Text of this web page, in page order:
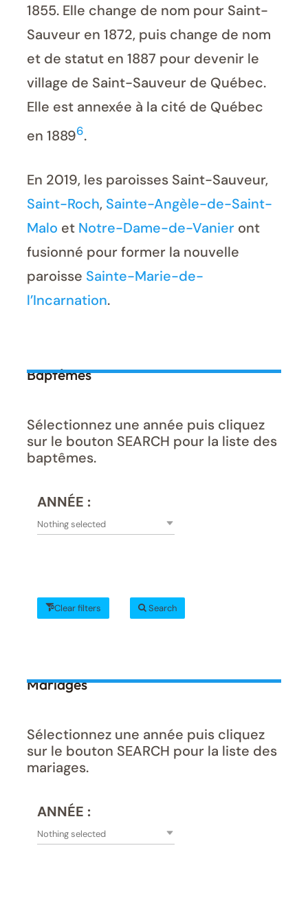
1855. Elle change de nom pour Saint-
Sauveur en 1872, puis change de nom
et de statut en 1887 pour devenir le
village de Saint-Sauveur de Québec.
Elle est annexée à la cité de Québec
en 18896.
En 2019, les paroisses Saint-Sauveur,
Saint-Roch, Sainte-Angèle-de-Saint-
Malo et Notre-Dame-de-Vanier ont
fusionné pour former la nouvelle
paroisse Sainte-Marie-de-
l’Incarnation.
Baptêmes
Sélectionnez une année puis cliquez
sur le bouton SEARCH pour la liste des
baptêmes.
ANNÉE :
Nothing selected
Clear filters Search
Mariages
Sélectionnez une année puis cliquez
sur le bouton SEARCH pour la liste des
mariages.
ANNÉE :
Nothing selected